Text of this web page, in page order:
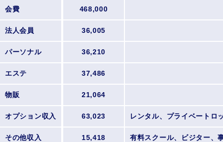
会費 468,000
法人会員 36,005
パーソナル 36,210
エステ 37,486
物販 21,064
オプション収入 63,023 レンタル、プライベートロ
その他収入 15,418 有料スクール、ビジター、